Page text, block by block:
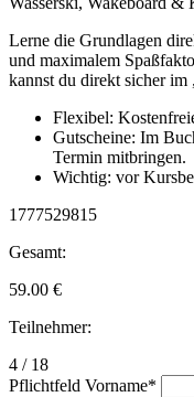
Lerne die Grundlagen
und maximalem
kannst du direkt sicher im
Flexibel:
Gutscheine: Im
Termin mitbringen.
Wichtig: vor
1777529815
Gesamt:
59.00 €
Teilnehmer:
4 / 18
Pflichtfeld Vorname*